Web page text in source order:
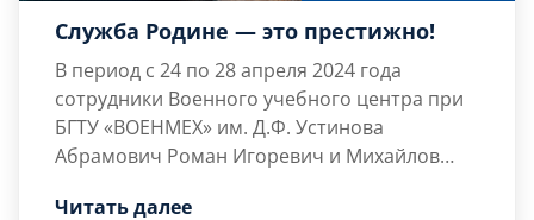
Служба Родине — это престижно!
В период с 24 по 28 апреля 2024 года
сотрудники Военного учебного центра при
БГТУ «ВОЕНМЕХ» им. Д.Ф. Устинова
Абрамович Роман Игоревич и Михайлов
общеобразовательные учреждения г.
Тагил сотрудники посетили 6 школ:
Читать далее